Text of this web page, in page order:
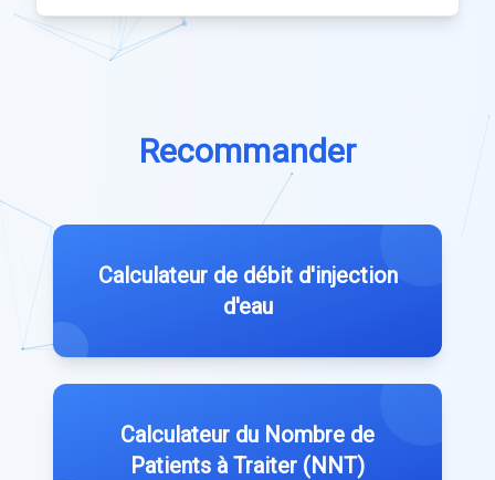
Recommander
Calculateur de débit d'injection
d'eau
Calculateur du Nombre de
Patients à Traiter (NNT)